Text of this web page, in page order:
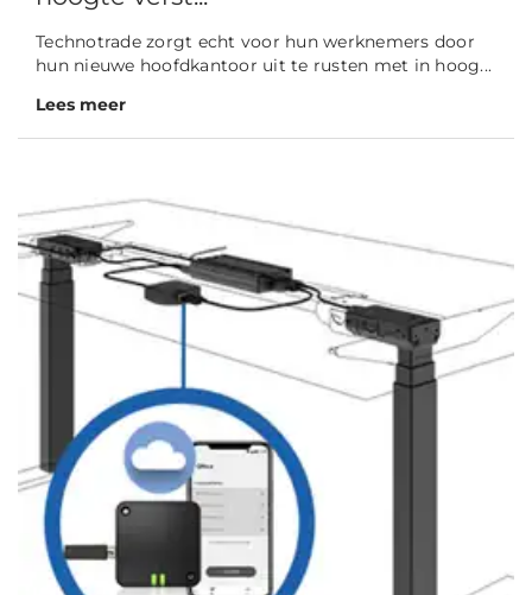
Technotrade zorgt echt voor hun werknemers door
hun nieuwe hoofdkantoor uit te rusten met in hoog...
Lees meer